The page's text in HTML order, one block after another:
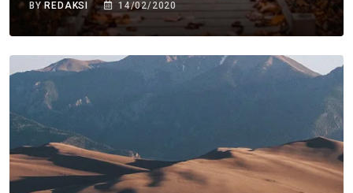
BYREDAKSI 14/02/2020